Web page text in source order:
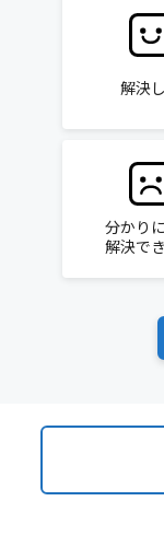
解決
分かり
解決で